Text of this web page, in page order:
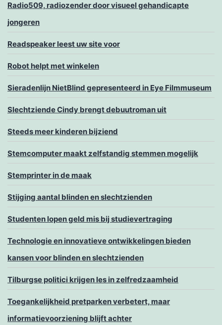
Radio509, radiozender door visueel gehandicapte
jongeren
Readspeaker leest uw site voor
Robot helpt met winkelen
Sieradenlijn NietBlind gepresenteerd in Eye Filmmuseum
Slechtziende Cindy brengt debuutroman uit
Steeds meer kinderen bijziend
Stemcomputer maakt zelfstandig stemmen mogelijk
Stemprinter in de maak
Stijging aantal blinden en slechtzienden
Studenten lopen geld mis bij studievertraging
Technologie en innovatieve ontwikkelingen bieden
kansen voor blinden en slechtzienden
Tilburgse politici krijgen les in zelfredzaamheid
Toegankelijkheid pretparken verbetert, maar
informatievoorziening blijft achter